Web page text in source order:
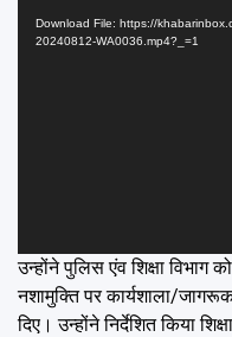
Player
Download File: https://
20240812-WA0036.mp4?_=1
उन्होंने पुलिस एंव शिक्षा
नशामुक्ति पर कार्यशाला/
दिए। उन्होंने निर्देशित किया